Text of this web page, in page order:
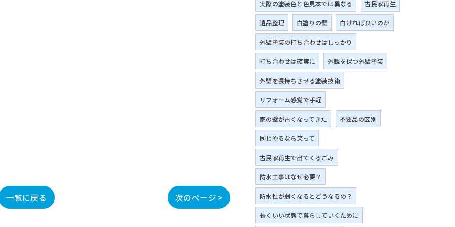
一覧に戻る 次のページ >
実際の塗装色と色見本では異なる 古民家再生
遺品整理 白塗りの壁 白ければ良いのか
外壁塗装の打ち合わせはしっかり
打ち合わせは確実に 外観を保つ外壁塗装
外壁を長持ちさせる塗装技術
リフォーム感覚で手軽
家の壁が古くなってきた 不要品の区別
同じやるなら笑って
古民家再生で出てくるごみ
防水工事はなぜ必要？
防水性が弱くなるとどうなるの？
長くいい状態で暮らしていくために